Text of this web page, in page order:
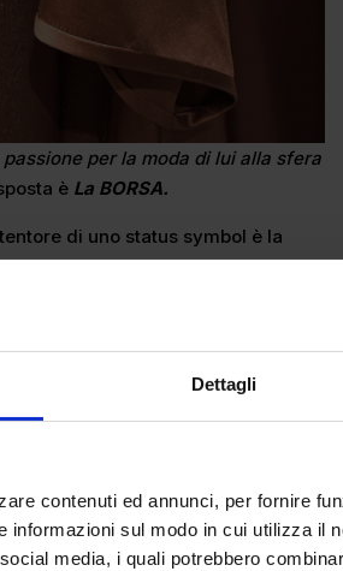
Dettagli
contenuti ed annunci, per fornire
informazioni sul modo in cui utilizza il
media, i quali potrebbero
passione per la moda di lui alla sfera
è La BORSA.
di uno status symbol è la
tessuti e materiali, appartenenti al
d’arredo.
le personali esperienze.